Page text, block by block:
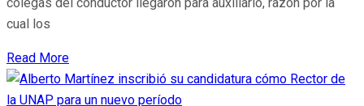
cual los
Read More